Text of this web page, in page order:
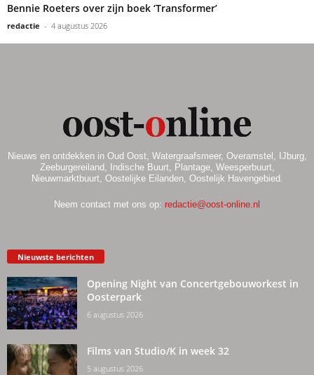
Bennie Roeters over zijn boek ‘Transformer’
redactie - 4 augustus 2026
Nieuws en ontdekken in Oud Oost, Watergraafsmeer, Overamstel, IJburg,
Zeeburgereiland, Indische Buurt, Plantage, Weesperbuurt,
Nieuwmarktbuurt, Oostelijke Eilanden, Oostelijk Havengebied.
Neem contact met ons op: redactie@oost-online.nl
Nieuwste berichten
Opening Night van Concertgebouworkest in
Oosterpark
6 augustus 2026
Films van Studio/K in week 32
5 augustus 2026